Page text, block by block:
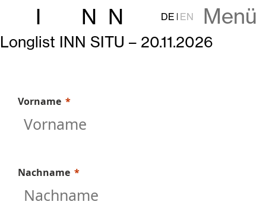
I N N DE EN Menü
Longlist INN SITU – 20.11.2026
Vorname
Nachname